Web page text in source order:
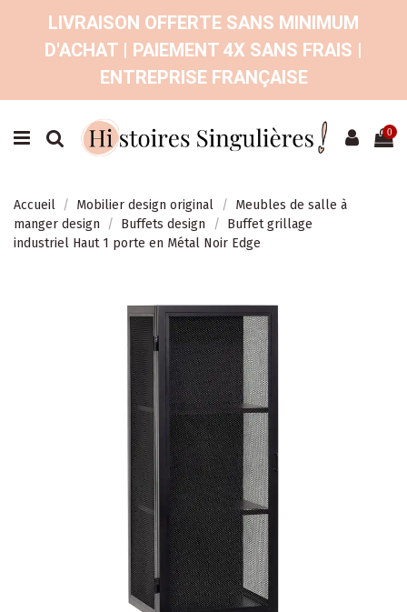
LIVRAISON OFFERTE SANS MINIMUM
D'ACHAT | PAIEMENT 4X SANS FRAIS |
ENTREPRISE FRANÇAISE
0
Accueil Mobilier design original
Meubles de salle à
manger design
Buffets design
Buffet grillage
industriel Haut 1 porte en Métal Noir Edge